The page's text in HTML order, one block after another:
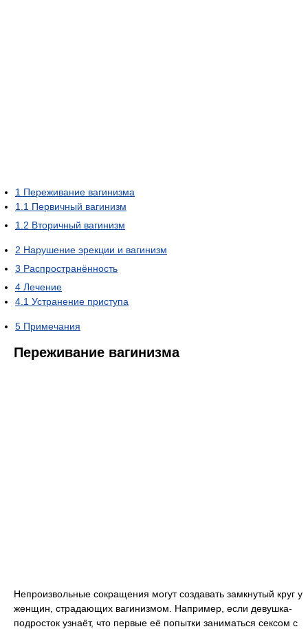
1 Переживание вагинизма
1.1 Первичный вагинизм
1.2 Вторичный вагинизм
2 Нарушение эрекции и вагинизм
3 Распространённость
4 Лечение
4.1 Устранение приступа
5 Примечания
Переживание вагинизма
Непроизвольные сокращения могут создавать замкнутый круг у
женщин, страдающих вагинизмом. Например, если девушка-
подросток узнаёт, что первые её попытки заниматься сексом с